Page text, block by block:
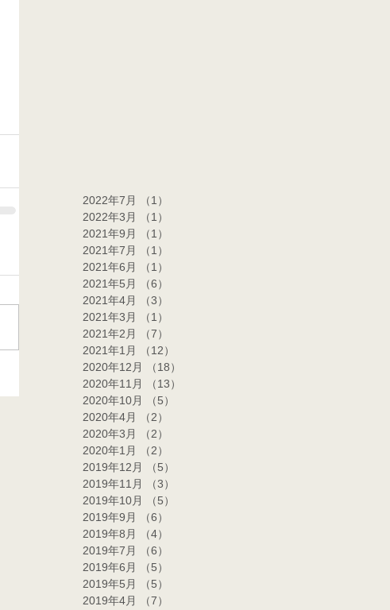
2022年7月 （1）
2022年3月
（1）
2021年9月
（1）
2021年7月
（1）
2021年6月
（1）
2021年5月
（6）
2021年4月
（3）
2021年3月
（1）
2021年2月
（7）
2021年1月
（12）
2020年12月
（18）
2020年11月
（13）
2020年10月
（5）
2020年4月
（2）
2020年3月
（2）
2020年1月
（2）
2019年12月
（5）
2019年11月
（3）
2019年10月
（5）
2019年9月
（6）
2019年8月
（4）
2019年7月
（6）
2019年6月
（5）
2019年5月
（5）
2019年4月
（7）